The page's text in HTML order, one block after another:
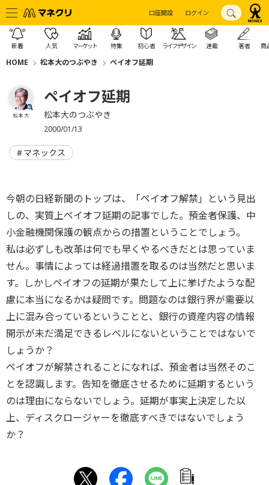
口座開設 ログイン
新着 人気 マーケット 特集 初心者 ライフデザイン 連載 著者 商
HOME 松本大のつぶやき ペイオフ延期
松本 大
ペイオフ延期
松本大のつぶやき
2000/01/13
マネックス
今朝の日経新聞のトップは、「ペイオフ解禁」という見出
しの、実質上ペイオフ延期の記事でした。預金者保護、中
小金融機関保護の観点からの措置ということでしょう。
私は必ずしも改革は何でも早くやるべきだとは思っていま
せん。事情によっては経過措置を取るのは当然だと思いま
す。しかしペイオフの延期が果たして上に挙げたような配
慮に本当になるかは疑問です。問題なのは銀行界が需要以
上に混み合っているということと、銀行の資産内容の情報
開示が未だ満足できるレベルにないということではないで
しょうか？
ペイオフが解禁されることになれば、預金者は当然そのこ
とを認識します。告知を徹底させるために延期するという
のは理由にならないでしょう。延期が事実上決定した以
上、ディスクロージャーを徹底すべきではないでしょう
か？